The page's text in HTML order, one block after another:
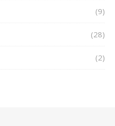
(9)
(28)
(2)